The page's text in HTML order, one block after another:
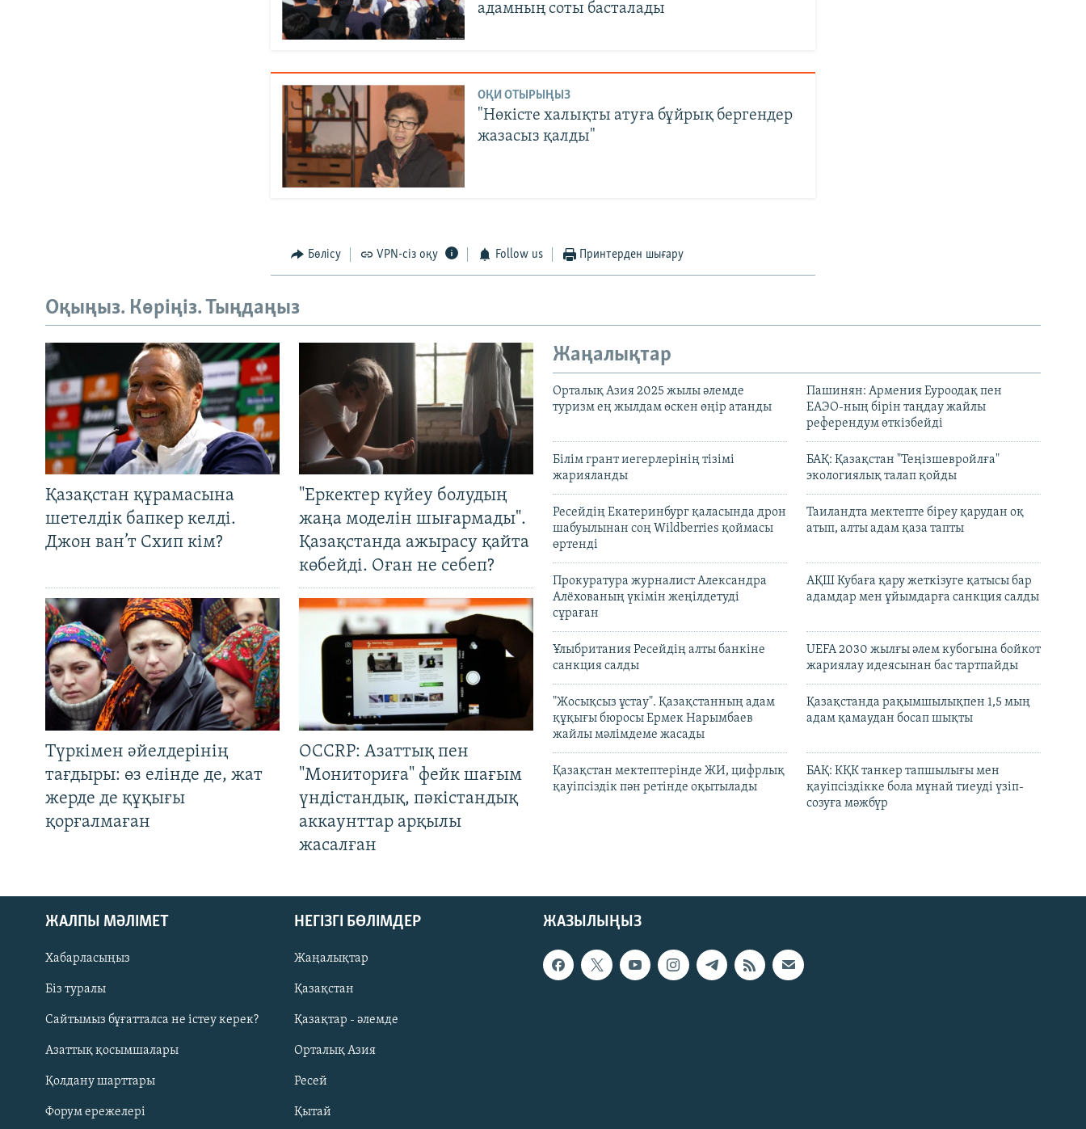
Русский
ЖАЗЫЛЫҢЫЗ
адамның соты басталады
ОҚИ ОТЫРЫҢЫЗ
"Нөкісте халықты атуға бұйрық бергендер
жазасыз қалды"
Бөлісу VPN-сіз оқу Follow us Принтерден шығару
Оқыңыз. Көріңіз. Тыңдаңыз
Қазақстан құрамасына
шетелдік бапкер келді.
Джон ван’т Схип кім?
"Еркектер күйеу болудың
жаңа моделін шығармады".
Қазақстанда ажырасу қайта
көбейді. Оған не себеп?
Түркімен әйелдерінің
тағдыры: өз елінде де, жат
жерде де құқығы
қорғалмаған
OCCRP: Азаттық пен
"Мониториға" фейк шағым
үндістандық, пәкістандық
аккаунттар арқылы
жасалған
Жаңалықтар
Орталық Азия 2025 жылы әлемде
туризм ең жылдам өскен өңір атанды
Пашинян: Армения Еуроодақ пен
ЕАЭО-ның бірін таңдау жайлы
референдум өткізбейді
Білім грант иегерлерінің тізімі
жарияланды
БАҚ: Қазақстан "Теңізшевройлға"
экологиялық талап қойды
Ресейдің Екатеринбург қаласында дрон
шабуылынан соң Wildberries қоймасы
өртенді
Таиландта мектепте біреу қарудан оқ
атып, алты адам қаза тапты
Прокуратура журналист Александра
Алёхованың үкімін жеңілдетуді
сұраған
АҚШ Кубаға қару жеткізуге қатысы бар
адамдар мен ұйымдарға санкция салды
Ұлыбритания Ресейдің алты банкіне
санкция салды
UEFA 2030 жылғы әлем кубогына бойкот
жариялау идеясынан бас тартпайды
"Жосықсыз ұстау". Қазақстанның адам
құқығы бюросы Ермек Нарымбаев
жайлы мәлімдеме жасады
Қазақстанда рақымшылықпен 1,5 мың
адам қамаудан босап шықты
Қазақстан мектептерінде ЖИ, цифрлық
қауіпсіздік пән ретінде оқытылады
БАҚ: КҚК танкер тапшылығы мен
қауіпсіздікке бола мұнай тиеуді үзіп-
созуға мәжбүр
ЖАЗЫЛЫҢЫЗ
ЖАЛПЫ МӘЛІМЕТ
Хабарласыңыз
Біз туралы
Сайтымыз бұғатталса не істеу керек?
Азаттық қосымшалары
Қолдану шарттары
Форум ережелері
НЕГІЗГІ БӨЛІМДЕР
Жаңалықтар
Қазақстан
Қазақтар - әлемде
Орталық Азия
Ресей
Қытай